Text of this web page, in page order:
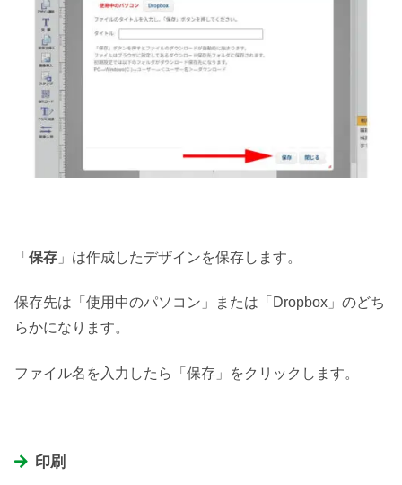
「 保存 」は作成したデザインを保存します。
保存先は「使用中のパソコン」または「Dropbox」のどち
らかになります。
ファイル名を入力したら「保存」をクリックします。
印刷